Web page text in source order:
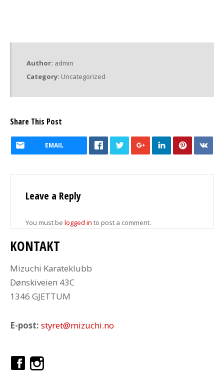
Author: admin
Category: Uncategorized
Share This Post
EMAIL
Leave a Reply
You must be logged in to post a comment.
KONTAKT
Mizuchi Karateklubb
Dønskiveien 43C
1346 GJETTUM
E-post: styret@mizuchi.no